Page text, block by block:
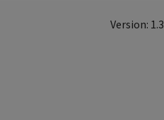
Version: 1.3